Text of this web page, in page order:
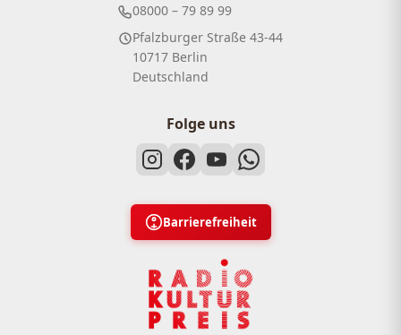
08000 – 79 89 99
Pfalzburger Straße 43-44
10717 Berlin
Deutschland
Folge uns
Barrierefreiheit